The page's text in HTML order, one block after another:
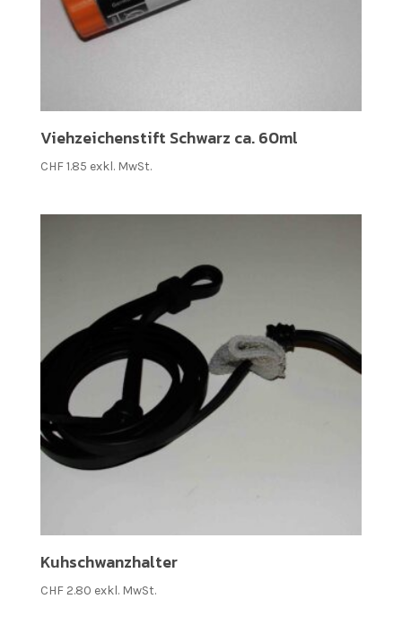
Viehzeichenstift Schwarz ca. 60ml
CHF1.85 exkl. MwSt.
Kuhschwanzhalter
CHF2.80 exkl. MwSt.